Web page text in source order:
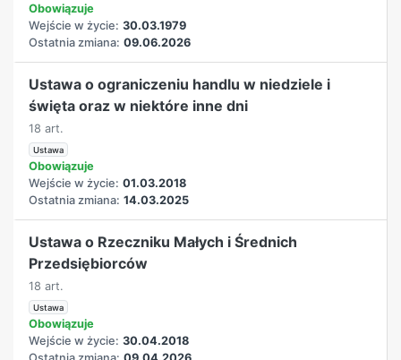
Obowiązuje
Wejście w życie: 30.03.1979
Ostatnia zmiana: 09.06.2026
Ustawa o ograniczeniu handlu w niedziele i
święta oraz w niektóre inne dni
18 art.
Ustawa
Obowiązuje
Wejście w życie: 01.03.2018
Ostatnia zmiana: 14.03.2025
Ustawa o Rzeczniku Małych i Średnich
Przedsiębiorców
18 art.
Ustawa
Obowiązuje
Wejście w życie: 30.04.2018